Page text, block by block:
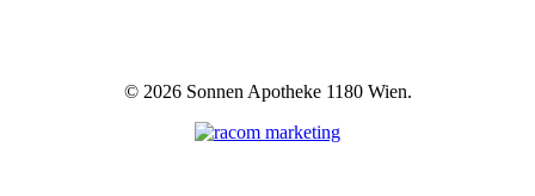
© 2026 Sonnen Apotheke 1180 Wien.